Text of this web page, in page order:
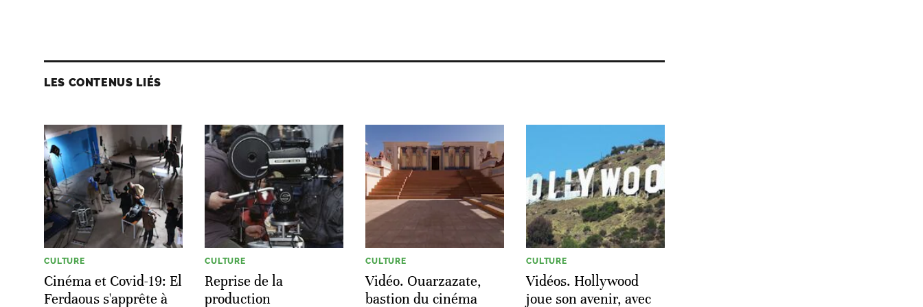
LES CONTENUS LIÉS
CULTURE
Cinéma et Covid-19: El
Ferdaous s'apprête à
CULTURE
Reprise de la
production
CULTURE
Vidéo. Ouarzazate,
bastion du cinéma
CULTURE
Vidéos. Hollywood
joue son avenir, avec